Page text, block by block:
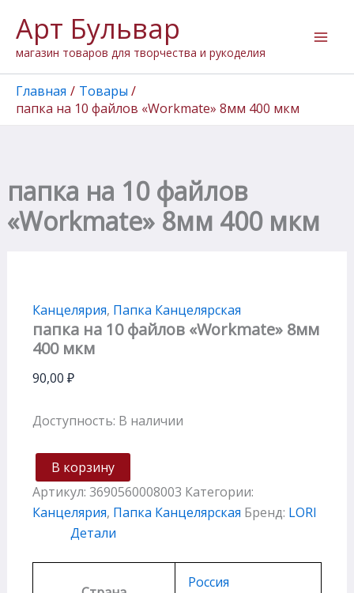
содержимому
Арт Бульвар
магазин товаров для творчества и рукоделия
Главная
Товары
папка на 10 файлов «Workmate» 8мм 400 мкм
папка на 10 файлов
«Workmate» 8мм 400 мкм
Канцелярия, Папка Канцелярская
папка на 10 файлов «Workmate» 8мм
400 мкм
90,00 ₽
Доступность: В наличии
товара
папка
на
10
файлов
"Workmate"
8мм
В корзину
Артикул: 3690560008003 Категории:
Канцелярия, Папка Канцелярская Бренд: LORI
Детали
Россия